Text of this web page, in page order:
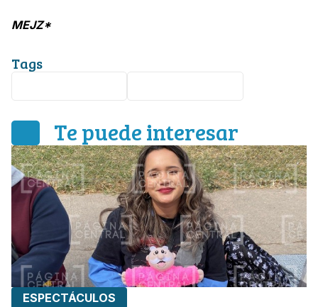
MEJZ*
Tags
Te puede interesar
ESPECTÁCULOS